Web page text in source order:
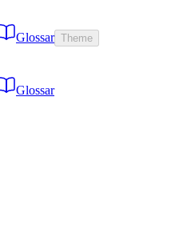
Glossar Theme
Glossar